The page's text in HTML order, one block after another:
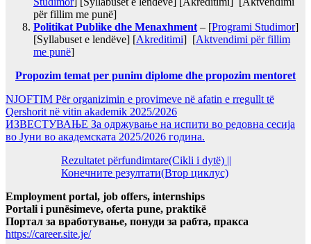
për fillim me punë]
Politikat Publike dhe Menaxhment – [Programi Studimor]
[Syllabuset e lendëve] [Akreditimi] [Aktvendimi për fillim
me punë]
Propozim temat per punim diplome dhe propozim mentoret
NJOFTIM Për organizimin e provimeve në afatin e rregullt të
Qershorit në vitin akademik 2025/2026
ИЗВЕСТУВАЊЕ За одржување на испити во редовна сесија
во Јуни во академската 2025/2026 година.
Rezultatet përfundimtare(Cikli i dytë) ||
Конечните резултати(Втор циклус)
Employment portal, job offers, internships
Portali i punësimeve, oferta pune, praktikë
Портал за вработување, понуди за рабта, пракса
https://career.site.je/